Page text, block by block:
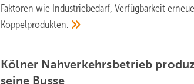
Faktoren wie Industriebedarf, Verfügbarkeit
Koppelprodukten.
Kölner Nahverkehrsbetrieb
seine Busse